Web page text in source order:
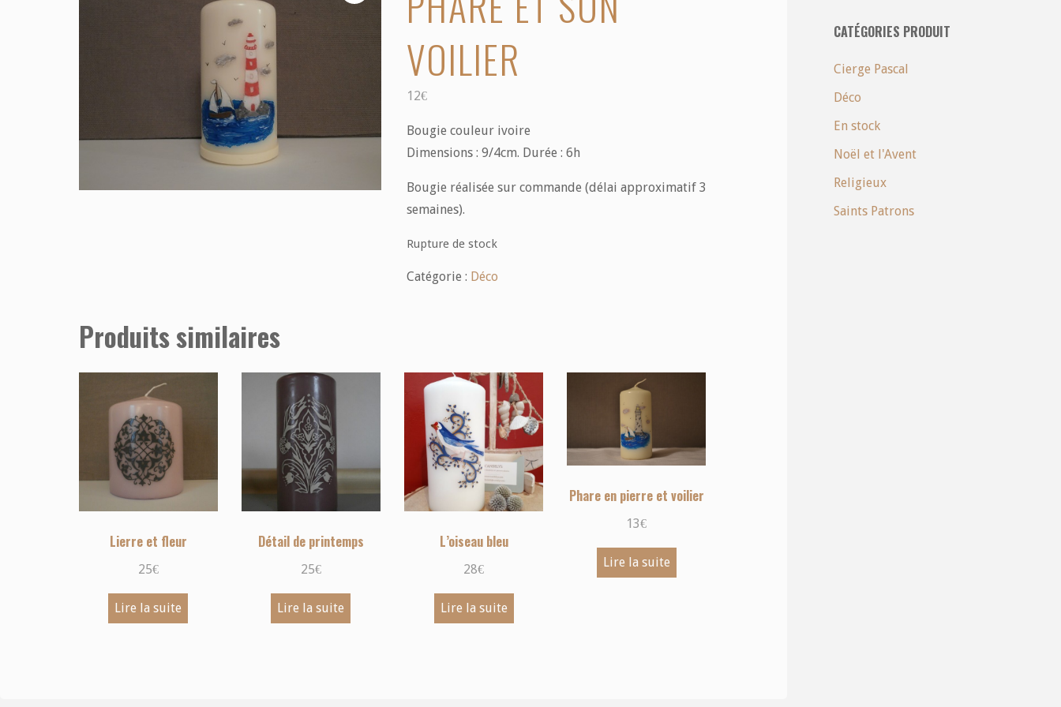
VOILIER
12€
Bougie couleur ivoire
Dimensions : 9/4cm. Durée : 6h
Bougie réalisée sur commande (délai approximatif 3
semaines).
Rupture de stock
Catégorie : Déco
Produits similaires
Lierre et fleur
25€
Lire la suite
Détail de printemps
25€
Lire la suite
L’oiseau bleu
28€
Lire la suite
Phare en pierre et voilier
13€
Lire la suite
CATÉGORIES PRODUIT
Cierge Pascal
Déco
En stock
Noël et l'Avent
Religieux
Saints Patrons